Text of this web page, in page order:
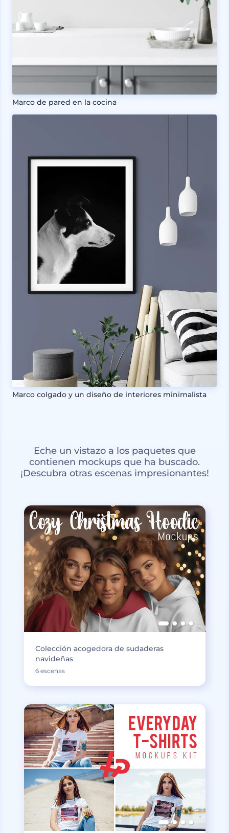
Marco de pared en la cocina
Marco colgado y un diseño de interiores minimalista
Eche un vistazo a los paquetes que
contienen mockups que ha buscado.
¡Descubra otras escenas impresionantes!
Colección acogedora de sudaderas
navideñas
6 escenas